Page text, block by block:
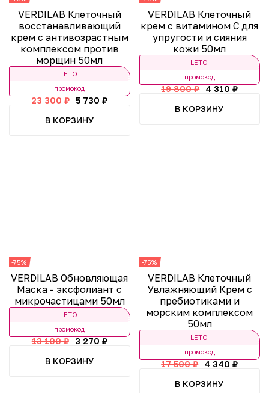
VERDILAB Клеточный
восстанавливающий
крем с антивозрастным
комплексом против
морщин 50мл
LETO
промокод
23 300 ₽ 5 730 ₽
В КОРЗИНУ
VERDILAB Клеточный
крем с витамином С для
упругости и сияния
кожи 50мл
LETO
промокод
19 800 ₽
4 310 ₽
В КОРЗИНУ
-75%
VERDILAB Обновляющая
Маска - эксфолиант с
микрочастицами 50мл
LETO
промокод
13 100 ₽
3 270 ₽
В КОРЗИНУ
-75%
VERDILAB Клеточный
Увлажняющий Крем с
пребиотиками и
морским комплексом
50мл
LETO
промокод
17 500 ₽
4 340 ₽
В КОРЗИНУ